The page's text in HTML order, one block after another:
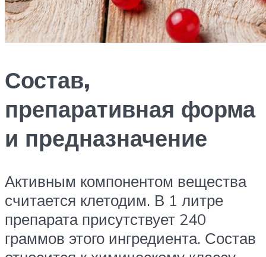
Состав,
препаративная форма
и предназначение
Активным компонентом вещества
считается клетодим. В 1 литре
препарата присутствует 240
граммов этого ингредиента. Состав